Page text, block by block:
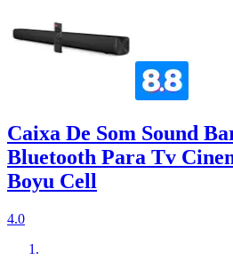
Caixa De Som Sound
Bluetooth Para Tv
Boyu Cell
4.0